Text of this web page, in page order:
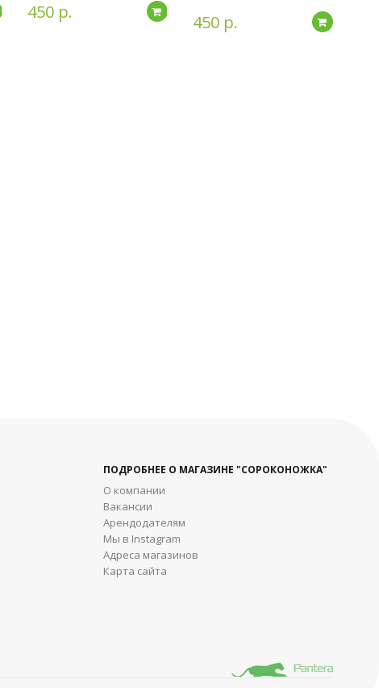
Подробнее
450 р. Подробнее
450 р.
ПОДРОБНЕЕ О МАГАЗИНЕ "СОРОКОНОЖКА"
О компании
Вакансии
Арендодателям
Мы в Instagram
Адреса магазинов
Карта сайта